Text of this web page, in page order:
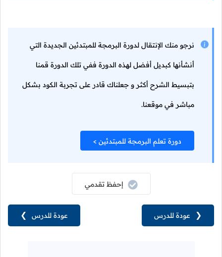
نرجو منك الإنتقال لدورة البرمجة للمبتدئين الجديدة التي
أنشأنها كبديل أفضل لهذه الدورة ففي تلك الدورة قمنا
بتبسيط الشرح أكثر و جعلناك قادر على تجربة الكود بشكل
مباشر في موقعنا.
دورة تعلم البرمجة للمبتدئين >
عودة للدرس ❯
إحفظ تقدمي
❮ عودة للدرس